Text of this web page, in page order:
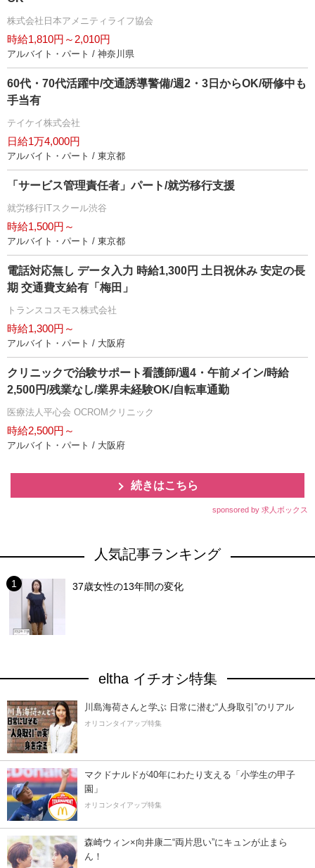
株式会社日本アメニティライフ協会
時給1,810円～2,010円
アルバイト・パート / 神奈川県
60代・70代活躍中/交通誘導警備/週2・3日からOK/研修中も
手当有
テイケイ株式会社
日給1万4,000円
アルバイト・パート / 東京都
「サービス管理責任者」パート/就労移行支援
就労移行ITスクール渋谷
時給1,500円～
アルバイト・パート / 東京都
電話対応無し データ入力 時給1,300円 土日祝休み 安定の長
期 交通費支給有「梅田」
トランスコスモス株式会社
時給1,300円～
アルバイト・パート / 大阪府
クリニックで治験サポート看護師/週4・午前メイン/時給
2,500円/残業なし/業界未経験OK/自転車通勤
医療法人平心会 OCROMクリニック
時給2,500円～
アルバイト・パート / 大阪府
続きはこちら
sponsored by 求人ボックス
人気記事ランキング
37歳女性の13年間の変化
eltha イチオシ特集
川島海荷さんと学ぶ 日常に潜む“人身取引”のリアル
オリコンタイアップ特集
マクドナルドが40年にわたり支える「小学生の甲子
園」
オリコンタイアップ特集
森崎ウィン×向井康二“両片思い”にキュンが止まら
ん！